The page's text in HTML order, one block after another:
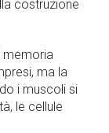
costruzione
memoria
ma la
i muscoli si
le cellule